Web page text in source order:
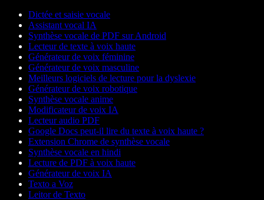
Dictée et saisie vocale
Assistant vocal IA
Synthèse vocale de PDF sur Android
Lecteur de texte à voix haute
Générateur de voix féminine
Générateur de voix masculine
Meilleurs logiciels de lecture pour la dyslexie
Générateur de voix robotique
Synthèse vocale anime
Modificateur de voix IA
Lecteur audio PDF
Google Docs peut-il lire du texte à voix haute ?
Extension Chrome de synthèse vocale
Synthèse vocale en hindi
Lecture de PDF à voix haute
Générateur de voix IA
Texto a Voz
Leitor de Texto